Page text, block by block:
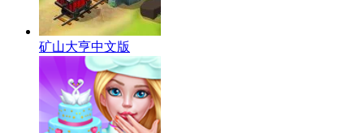
矿山大亨中文版